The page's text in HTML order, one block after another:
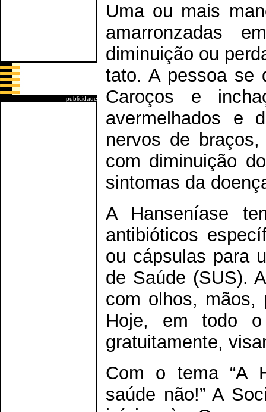
publicidade
Uma ou mais
amarronzadas
diminuição ou
tato. A pessoa se
Caroços e
avermelhados e
nervos de
com diminuição
sintomas da
A Hanseníase
antibióticos
ou cápsulas para
de Saúde (SUS).
com olhos, mãos,
Hoje, em todo
gratuitamente,
Com o tema “A
saúde não!” A